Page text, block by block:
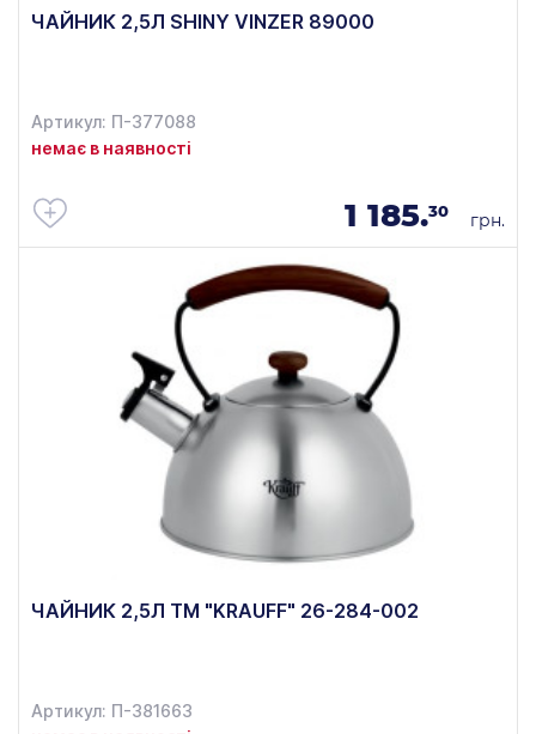
ЧАЙНИК 2,5Л SHINY VINZER 89000
Артикул: П-377088
немає в наявності
1 185.30 грн.
ЧАЙНИК 2,5Л TM "KRAUFF" 26-284-002
Артикул: П-381663